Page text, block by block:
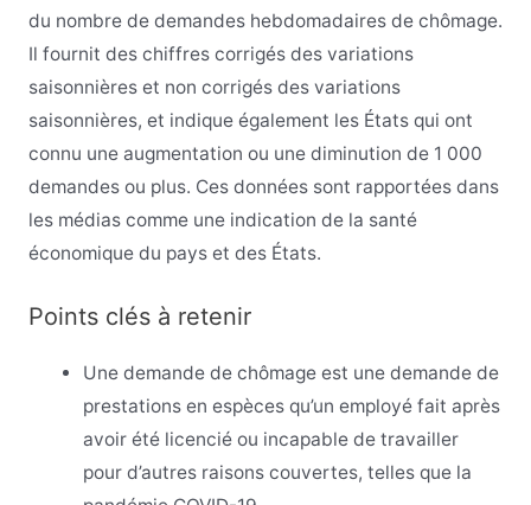
du nombre de demandes hebdomadaires de chômage.
Il fournit des chiffres corrigés des variations
saisonnières et non corrigés des variations
saisonnières, et indique également les États qui ont
connu une augmentation ou une diminution de 1 000
demandes ou plus. Ces données sont rapportées dans
les médias comme une indication de la santé
économique du pays et des États.
Points clés à retenir
Une demande de chômage est une demande de
prestations en espèces qu’un employé fait après
avoir été licencié ou incapable de travailler
pour d’autres raisons couvertes, telles que la